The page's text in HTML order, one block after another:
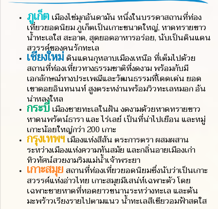
ภูเก็ต เมืองไข่มุกอันดามัน หนึ่งในบรรดาสถานที่ท่อง
เที่ยวยอดนิยม ภูเก็ตเป็นเกาะขนาดใหญ่, หาดทรายขาว
น้ำทะเลใส สะอาด, สุดยอดอาหารอร่อย, นับเป็นดินแดน
สวรรค์ของคนรักทะเล
เชียงใหม่ ดินแดนกุหลาบเมืองเหนือ ที่เต็มไปด้วย
สถานที่ท่องเที่ยวทางธรรมชาติที่งดงาม พร้อมกับมี
เอกลักษณ์ทางประเพณีและวัฒนธรรมที่โดดเด่น ยอด
เขาดอยอินทนนท์ สูงตระหง่านพร้อมวิวทะเลหมอก อัน
น่าหลงใหล
กระบี่ เมืองชายทะเลในฝัน งดงามด้วยหาดทรายขาว
หาดนพรัตน์ธารา และ ไร่เลย์ เป็นที่น่าไปเยือน และหมู่
เกาะน้อยใหญ่กว่า 200 เกาะ
กรุงเทพฯ เมืองแห่งสีสัน ตระการตรา ผสมผสาน
ระหว่างเมืองแห่งความทันสมัย และกลิ่นอายเมืองเก่า
ทิวทัศน์สวยงามริมแม่น้ำเจ้าพระยา
เกาะสมุย สถานที่ท่องเที่ยวยอดนิยมซึ่งนับว่าเป็นเกาะ
สวรรค์แห่งอ่าวไทย เกาะสมุยมีเสน่ห์เฉพาะตัว โดย
เฉพาะชายหาดที่ทอดยาวขนานระหว่างทะเล และต้น
มะพร้าวเรียงรายไปตามแนว น้ำทะเลสีเขียวอมฟ้าสดใส